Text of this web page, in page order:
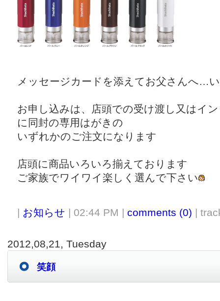
メッセージカードを添えてお父さんへ…
お申し込みは、店頭での受け渡し又はイ
に同封の専用はがきの
いずれかのご注文になります
店頭に商品いろいろ揃えております
ご家族でワイワイ楽しく選んで下さい
| お知らせ | 02:44 PM | comments (0) |
2012,08,21, Tuesday
笑顔